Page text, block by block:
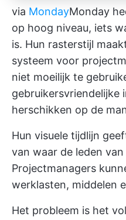
via MondayMonday
op hoog niveau, iets
is. Hun rasterstijl
systeem voor
niet moeilijk te
gebruikersvriendelijke
herschikken op de
Hun visuele tijdlijn
van waar de leden
Projectmanagers
werklasten, middelen
Het probleem is het